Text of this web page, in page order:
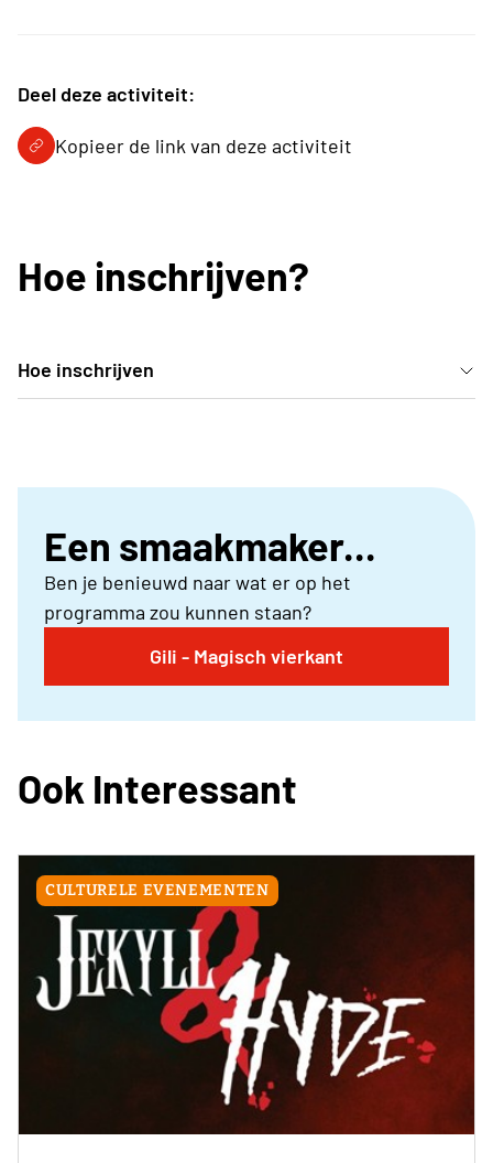
Deel deze activiteit:
Kopieer de link van deze activiteit
Hoe inschrijven?
Hoe inschrijven
Een smaakmaker...
Ben je benieuwd naar wat er op het
programma zou kunnen staan?
Gili - Magisch vierkant
Ook Interessant
CULTURELE EVENEMENTEN